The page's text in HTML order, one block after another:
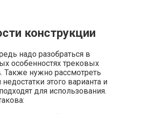
конструкции
надо разобраться в
особенностях трековых
Также нужно рассмотреть
этого варианта и
для использования.